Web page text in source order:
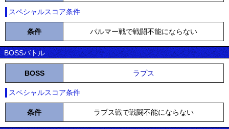
スペシャルスコア条件
条件 パルマー戦で戦闘不能にならない
BOSSバトル
BOSS ラプス
スペシャルスコア条件
条件 ラプス戦で戦闘不能にならない